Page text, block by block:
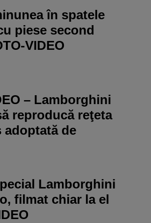
în spatele
piese second
VIDEO
– Lamborghini
reproducă reţeta
adoptată de
Lamborghini
filmat chiar la el